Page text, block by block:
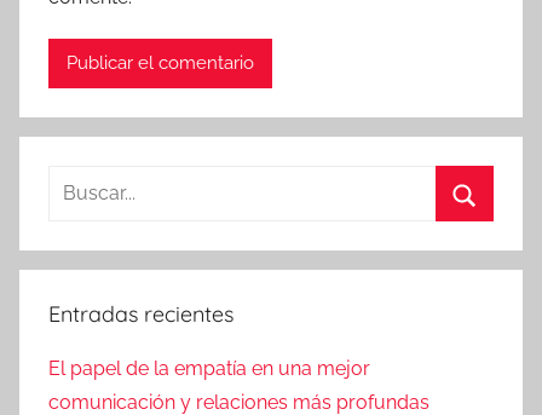
Entradas recientes
El papel de la empatía en una mejor
comunicación y relaciones más profundas